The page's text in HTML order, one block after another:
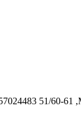
51/60-